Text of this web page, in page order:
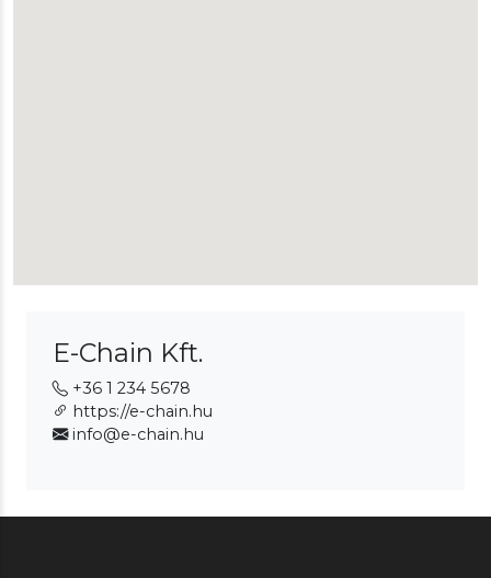
E-Chain Kft.
+36 1 234 5678
https://e-chain.hu
info@e-chain.hu